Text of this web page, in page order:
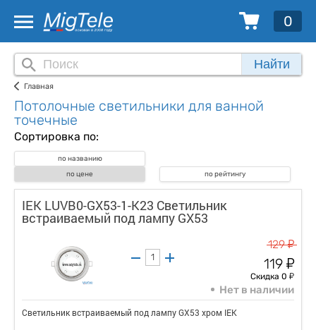
0
Найти
Главная
Потолочные светильники для ванной
точечные
Сортировка по:
по названию
по цене
по рейтингу
IEK LUVB0-GX53-1-K23 Светильник
встраиваемый под лампу GX53
129у
119 у
Скидка 0 у
Нет в наличии
Светильник встраиваемый под лампу GX53 хром IEK